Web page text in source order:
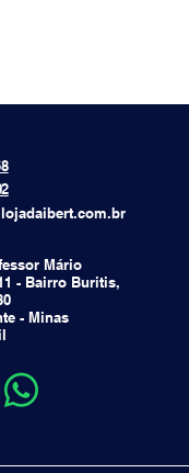
Mário
- Bairro Buritis,
- Minas